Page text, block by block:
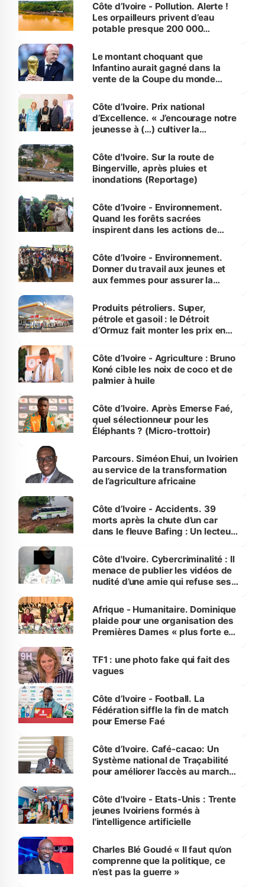
Côte d’Ivoire - Pollution. Alerte !
Les orpailleurs privent d’eau
potable presque 200 000
Le montant choquant que
Infantino aurait gagné dans la
vente de la Coupe du monde
Côte d’Ivoire. Prix national
d’Excellence. « J’encourage notre
jeunesse à (…) cultiver la
(Alassane Ouattara
Côte d'Ivoire. Sur la route de
Bingerville, après pluies et
inondations (Reportage)
Côte d’Ivoire - Environnement.
Quand les forêts sacrées
inspirent dans les actions de
Côte d’Ivoire - Environnement.
Donner du travail aux jeunes et
aux femmes pour assurer la
menacées
Produits pétroliers. Super,
pétrole et gasoil : le Détroit
d’Ormuz fait monter les prix en
Côte d’Ivoire - Agriculture : Bruno
Koné cible les noix de coco et de
palmier à huile
Côte d’Ivoire. Après Emerse Faé,
quel sélectionneur pour les
Éléphants ? (Micro-trottoir)
Parcours. Siméon Ehui, un Ivoirien
au service de la transformation
de l’agriculture africaine
Côte d’Ivoire - Accidents. 39
morts après la chute d’un car
dans le fleuve Bafing : Un lecteur
des Transports
Côte d'Ivoire. Cybercriminalité : Il
menace de publier les vidéos de
nudité d’une amie qui refuse ses
Afrique - Humanitaire. Dominique
plaide pour une organisation des
Premières Dames « plus forte et
sur la scène internationale »
TF1 : une photo fake qui fait des
vagues
Côte d’Ivoire - Football. La
Fédération siffle la fin de match
pour Emerse Faé
Côte d’Ivoire. Café-cacao: Un
Système national de Traçabilité
pour améliorer l’accès au marché
Côte d'Ivoire - Etats-Unis : Trente
jeunes Ivoiriens formés à
l'intelligence artificielle
Charles Blé Goudé « Il faut qu’on
comprenne que la politique, ce
n’est pas la guerre »